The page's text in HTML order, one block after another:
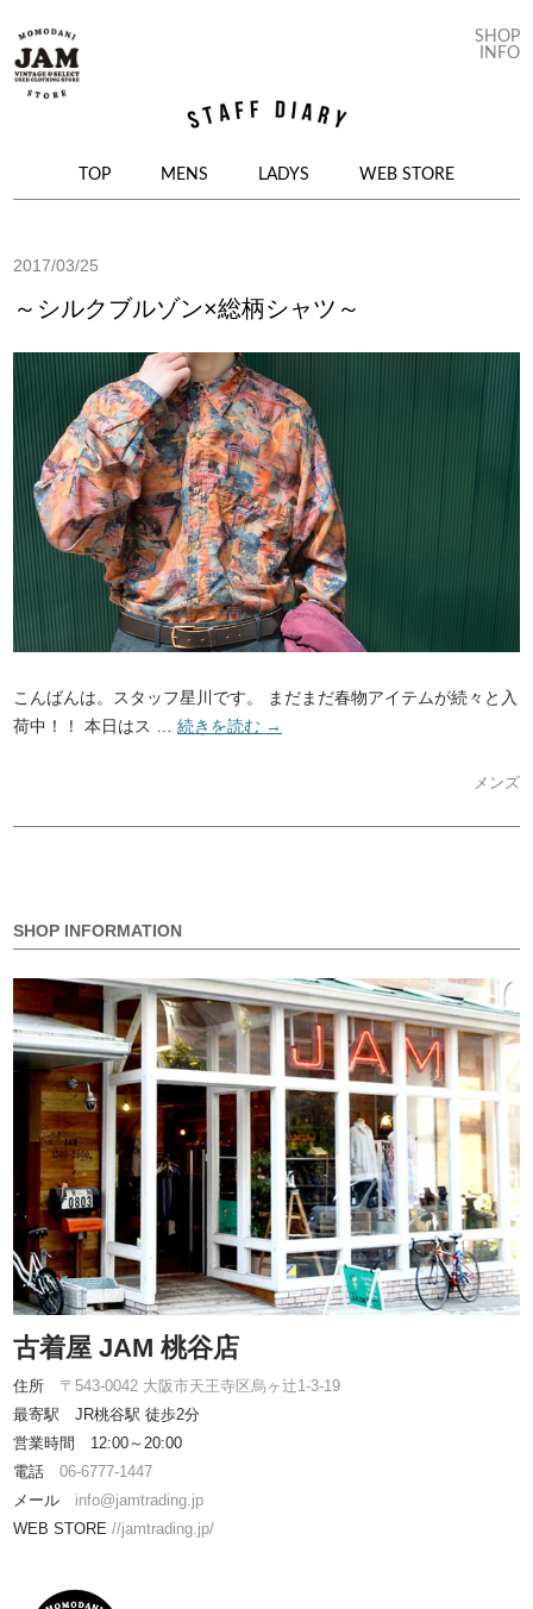
SHOP
INFO
コンテンツへ移動
TOP MENS LADYS WEB STORE
2017/03/25
～シルクブルゾン×総柄シャツ～
こんばんは。スタッフ星川です。 まだまだ春物アイテムが続々と入
荷中！！ 本日はス …続きを読む →
メンズ
SHOP INFORMATION
古着屋 JAM 桃谷店
住所 〒543-0042 大阪市天王寺区烏ヶ辻1-3-19
最寄駅 JR桃谷駅 徒歩2分
営業時間 12:00～20:00
電話06-6777-1447
メール info@jamtrading.jp
WEB STORE//jamtrading.jp/